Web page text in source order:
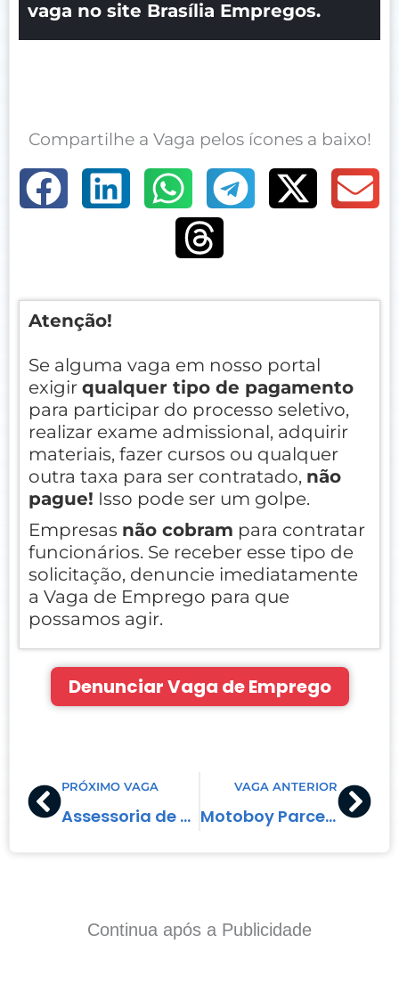
vaga no site Brasília Empregos.
Compartilhe a Vaga pelos ícones a baixo!
Atenção!
Se alguma vaga em nosso portal
exigir qualquer tipo de pagamento
para participar do processo seletivo,
realizar exame admissional, adquirir
materiais, fazer cursos ou qualquer
outra taxa para ser contratado, não
pague! Isso pode ser um golpe.
Empresas não cobram para contratar
funcionários. Se receber esse tipo de
solicitação, denuncie imediatamente
a Vaga de Emprego para que
possamos agir.
Denunciar Vaga de Emprego
Prev
PRÓXIMO VAGA
Assessoria de Comunicação e Redes Sociais
VAGA ANTERIOR
Motoboy Parceiro (MEI)
Continua após a Publicidade